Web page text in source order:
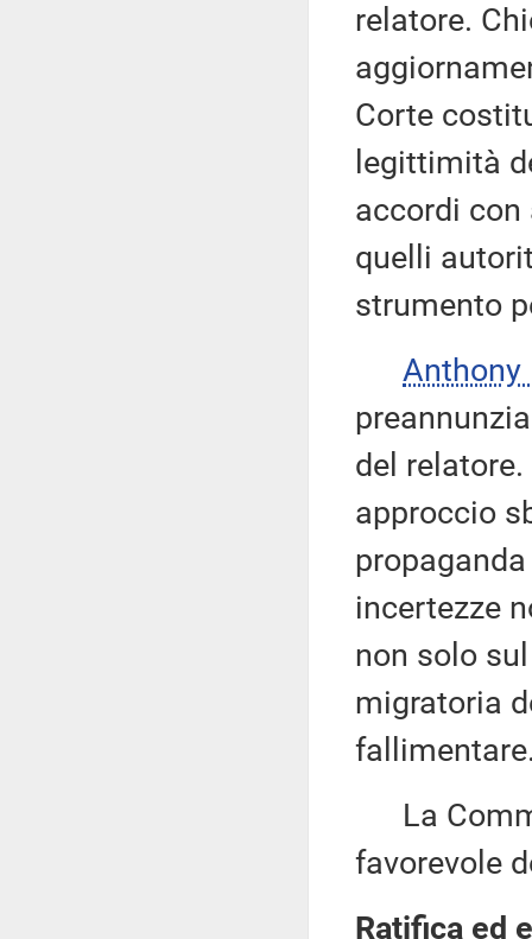
relatore.
Corte
legittimità
accordi
quelli
strumento
Anthony
del
approccio
incertezze
non solo
migratoria
La
favorevole
Ratifica ed